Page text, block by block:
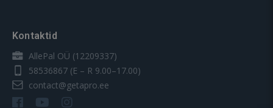
Kontaktid
AllePal OÜ (12209337)
58536867 (E – R 9.00–17.00)
contact@getapro.ee